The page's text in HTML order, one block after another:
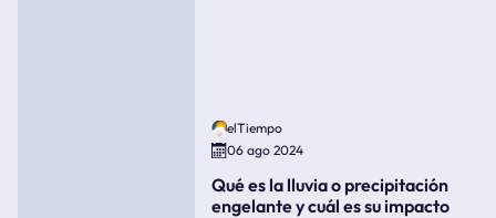
elTiempo
06 ago 2024
Qué es la lluvia o precipitación
engelante y cuál es su impacto